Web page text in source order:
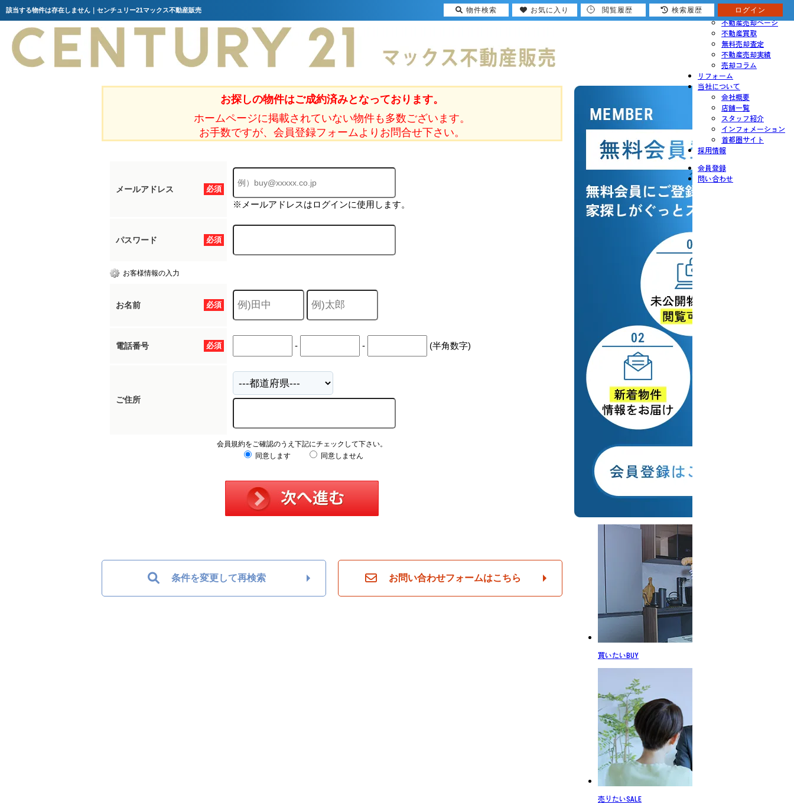
該当する物件は存在しません｜センチュリー21マックス不動産販売
売りたい
不動産売却ページ
不動産買取
無料売却査定
不動産売却実績
売却コラム
リフォーム
当社について
会社概要
店舗一覧
スタッフ紹介
インフォメーション
首都圏サイト
採用情報
会員登録
問い合わせ
お探しの物件はご成約済みとなっております。
ホームページに掲載されていない物件も多数ございます。
お手数ですが、会員登録フォームよりお問合せ下さい。
必須
メールアドレス
※メールアドレスはログインに使用します。
必須
パスワード
お客様情報の入力
必須
お名前
必須
電話番号 - - (半角数字)
ご住所
会員規約をご確認のうえ下記にチェックして下さい。
同意します
同意しません
条件を変更して再検索 お問い合わせフォームはこちら
買いたい BUY
売りたいSALE
物件検索 お気に入り 閲覧履歴 検索履歴 ログイン